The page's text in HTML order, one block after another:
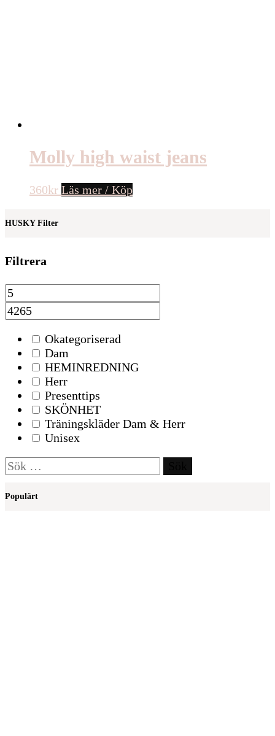
Molly high waist jeans
360kr Läs mer / Köp
HUSKY Filter
Filtrera
Okategoriserad
Dam
HEMINREDNING
Herr
Presenttips
SKÖNHET
Träningskläder Dam & Herr
Unisex
Sök
efter:
Populärt